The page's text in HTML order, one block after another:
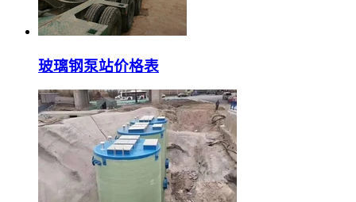
玻璃钢泵站价格表